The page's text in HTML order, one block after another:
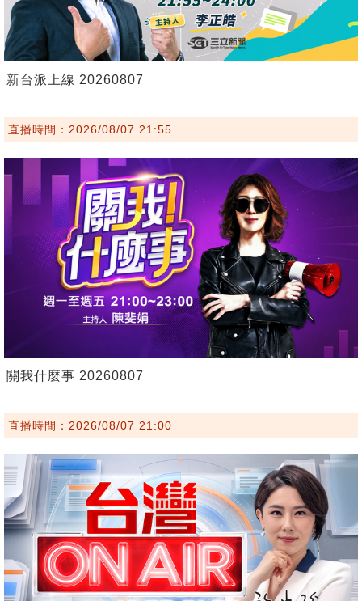
新台派上線 20260807
直播時間：2026/08/07 21:55
關我什麼事 20260807
直播時間：2026/08/07 21:00